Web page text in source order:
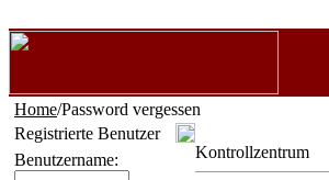
Home/Password vergessen
Registrierte Benutzer
Benutzername:
Kontrollzentrum